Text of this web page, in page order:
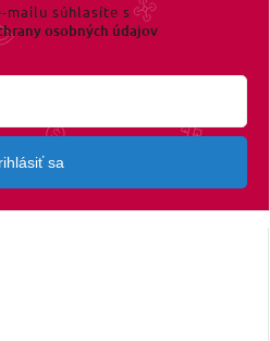
mailu súhlasíte s
osobných údajov
sa